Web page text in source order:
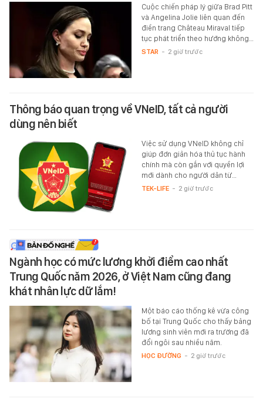
Cuộc chiến pháp lý giữa Brad Pitt
và Angelina Jolie liên quan đến
điền trang Château Miraval tiếp
tục phát triển theo hướng không…
STAR - 2 giờ trước
Thông báo quan trọng về VNeID, tất cả người
dùng nên biết
Việc sử dụng VNeID không chỉ
giúp đơn giản hóa thủ tục hành
chính mà còn gắn với quyền lợi
mới dành cho người dân từ…
TEK-LIFE - 2 giờ trước
Ngành học có mức lương khởi điểm cao nhất
Trung Quốc năm 2026, ở Việt Nam cũng đang
khát nhân lực dữ lắm!
Một báo cáo thống kê vừa công
bố tại Trung Quốc cho thấy bảng
lương sinh viên mới ra trường đã
đổi ngôi sau nhiều năm.
HỌC ĐƯỜNG - 2 giờ trước